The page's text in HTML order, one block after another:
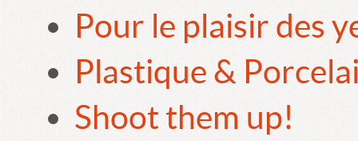
Pour le plaisir des
Plastique &
Shoot them up!